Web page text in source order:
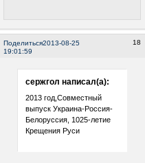
Поделиться 18
2013-08-25
19:01:59
сержгол написал(а):
2013 год,Совместный
выпуск Украина-Россия-
Белоруссия, 1025-летие
Крещения Руси